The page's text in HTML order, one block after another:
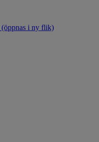
(öppnas i ny flik)